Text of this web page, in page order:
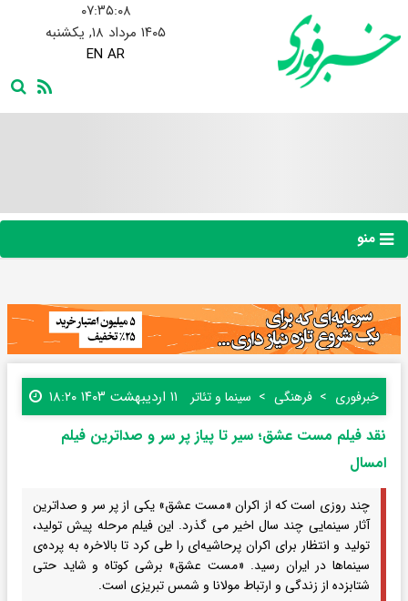
۰۷:۳۵:۰۹
۱۴۰۵ مرداد ۱۸, یکشنبه
EN AR
منو
خبرفوری فرهنگی سینما و تئاتر ۱۱ اردیبهشت ۱۴۰۳ ۱۸:۲۰
نقد فیلم مست عشق؛ سیر تا پیاز پر سر و صدا‌ترین فیلم
امسال
چند روزی است که از اکران «مست عشق» یکی از پر سر و صداترین
آثار سینمایی چند سال اخیر می گذرد. این فیلم مرحله پیش تولید،
تولید و انتظار برای اکران پرحاشیه‌ای را طی کرد تا بالاخره به پرده‌ی
سینما‌ها در ایران رسید. «مست عشق» برشی کوتاه و شاید حتی
شتابزده از زندگی و ارتباط مولانا و شمس تبریزی است.